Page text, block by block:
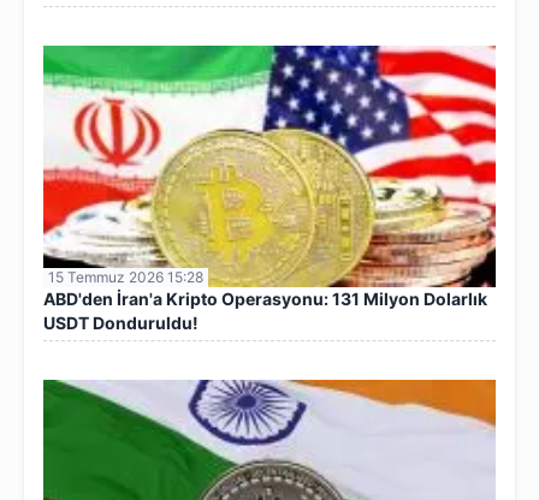
15 Temmuz 2026 15:28
ABD'den İran'a Kripto Operasyonu: 131 Milyon Dolarlık
USDT Donduruldu!